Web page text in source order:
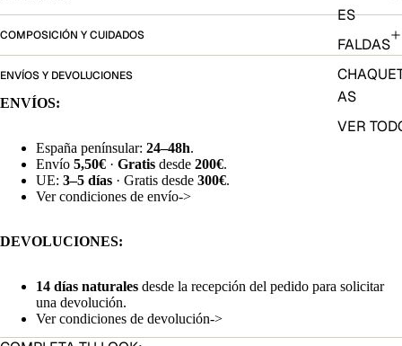
ES
FALDAS
AS
VER
COMPOSICIÓN Y CUIDADOS
ENVÍOS Y DEVOLUCIONES
ENVÍOS:
España penínsular: 24–48h.
Envío 5,50€ · Gratis desde 200€.
UE: 3–5 días · Gratis desde 300€.
Ver condiciones de envío->
DEVOLUCIONES:
14 días naturales desde la recepción del pedido para solicitar
una devolución.
Ver condiciones de devolución->